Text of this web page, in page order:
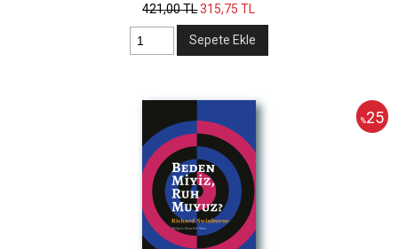
421,00TL315,75 TL
Sepete Ekle
%25